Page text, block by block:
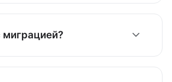
nameserver-ов или DNS
распространение. Подробнее в
миграцией?